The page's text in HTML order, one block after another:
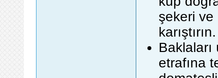
şekeri ve
karıştırın.
etrafına